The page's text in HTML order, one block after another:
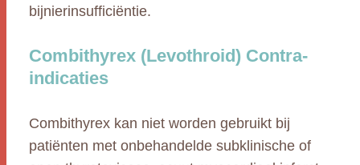
bijnierinsufficiëntie.
Combithyrex (Levothroid) Contra-
indicaties
Combithyrex kan niet worden gebruikt bij
patiënten met onbehandelde subklinische of